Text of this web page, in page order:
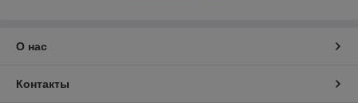
О нас
Контакты